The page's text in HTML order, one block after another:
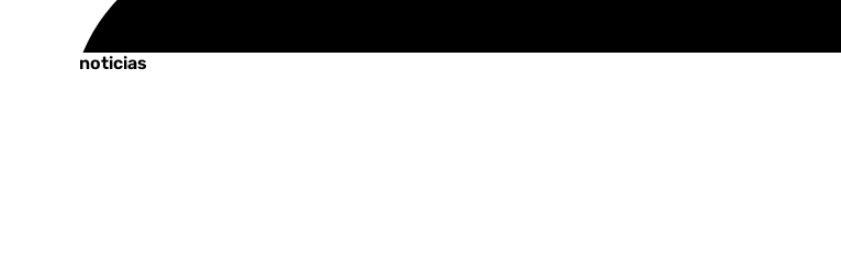
Últimas noticias